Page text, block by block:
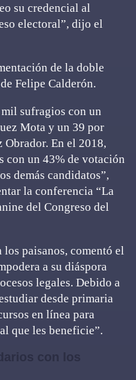
su credencial al
electoral”, dijo el
de la doble
Felipe Calderón.
sufragios con un
Mota y un 39 por
En el 2018,
con un 43% de votación
demás candidatos”,
la conferencia “La
del Congreso del
paisanos, comentó el
a su diáspora
legales. Debido a
desde primaria
en línea para
que les beneficie”.
con los